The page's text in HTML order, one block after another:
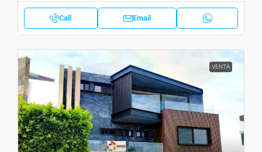
Call Email
VENTA